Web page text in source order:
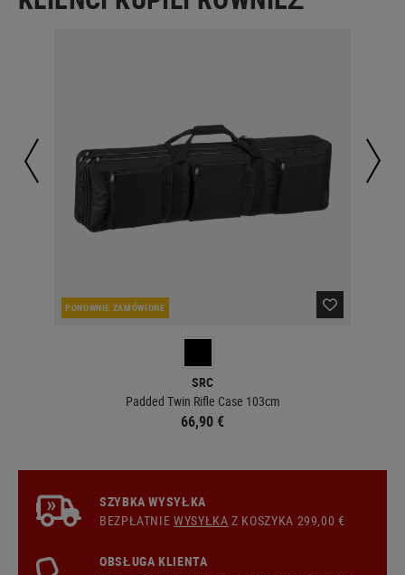
PONOWNIE ZAMÓWIONE
SRC
Padded Twin Rifle Case 103cm
66,90 €
SZYBKA WYSYŁKA
BEZPŁATNIEWYSYŁKA Z KOSZYKA 299,00 €
OBSŁUGA KLIENTA